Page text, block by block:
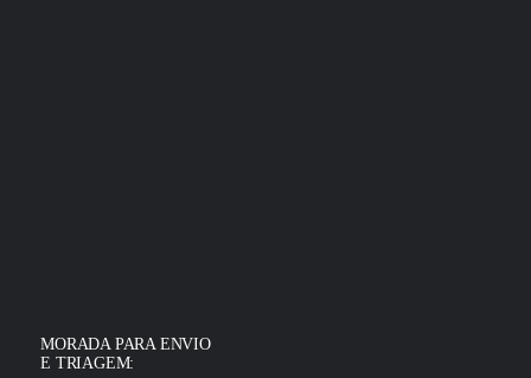
MORADA PARA ENVIO
E TRIAGEM: